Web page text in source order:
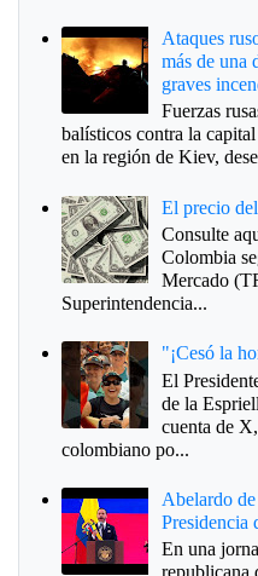
Ataques
más de una
graves
Fuerzas
balísticos contra la
en la región de Kiev,
El precio
Consulte
Colombia
Mercado
Superintendencia...
"¡Cesó la
El
de la
cuenta de
colombiano po...
Abelardo
Presidencia
En una